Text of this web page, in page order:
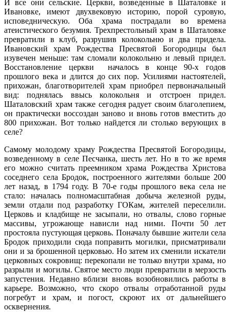
И все они сельские. Церкви, возведенные в Шаталовке и
Ивановке, имеют двухвековую историю, порой суровую,
исповедническую. Оба храма пострадали во времена
атеистического безумия. Трехпрестольный храм в Шаталовке
превратили в клуб, разрушив колокольню и два придела.
Ивановский храм Рождества Пресвятой Богородицы был
изувечен меньше: там сломали колокольню и левый придел.
Восстановление церкви началось в конце 90-х годов
прошлого века и длится до сих пор. Усилиями настоятелей,
прихожан, благотворителей храм приобрел первоначальный
вид: поднялась ввысь колокольня и отстроен придел.
Шаталовский храм также сегодня радует своим благолепием,
он практически воссоздан заново и вновь готов вместить до
800 прихожан. Вот только найдется ли столько верующих в
селе?
Самому молодому храму Рождества Пресвятой Богородицы,
возведенному в селе Песчанка, шесть лет. Но в то же время
его можно считать преемником храма Рождества Христова
соседнего села Бродок, построенного жителями больше 200
лет назад, в 1794 году. В 70-е годы прошлого века села не
стало: началась полномасштабная добыча железной руды,
земли отдали под разработку ГОКам, жителей переселили.
Церковь и кладбище не засыпали, но отвалы, слово горные
массивы, угрожающе нависли над ними. Почти 50 лет
простояла пустующая церковь. Поначалу бывшие жители села
Бродок приходили сюда поправить могилки, присматривали
они и за брошенной церковью. Но затем их сменили искатели
церковных сокровищ: перекопали не только внутри храма, но
разрыли и могилы. Святое место люди превратили в мерзость
запустения. Недавно вблизи вновь возобновились работы в
карьере. Возможно, что скоро отвалы отработанной руды
погребут и храм, и погост, скроют их от дальнейшего
осквернения.